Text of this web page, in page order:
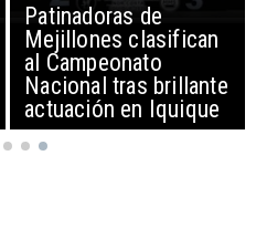
Patinadoras de
Mejillones clasifican
al Campeonato
Nacional tras brillante
actuación en Iquique